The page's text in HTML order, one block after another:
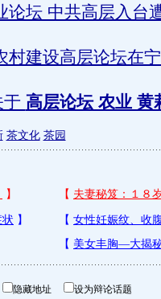
论坛 中共高层入台
村建设高层论坛在
于 高层论坛 农业 黄
茶文化 茶园
隐藏地址 设为辩论话题